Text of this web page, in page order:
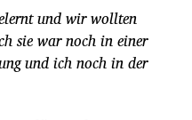
und wir wollten
sie war noch in einer
und ich noch in der